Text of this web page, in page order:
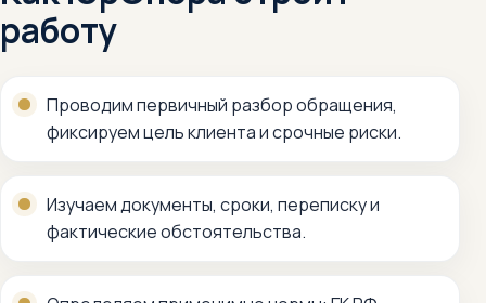
работу
Проводим первичный разбор обращения,
фиксируем цель клиента и срочные риски.
Изучаем документы, сроки, переписку и
фактические обстоятельства.